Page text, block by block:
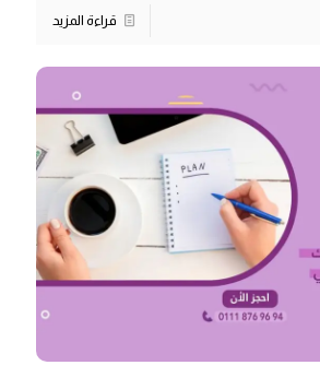
قراءة المزيد